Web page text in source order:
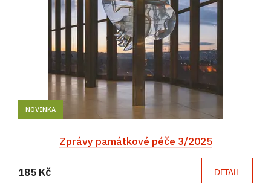
NOVINKA
Zprávy památkové péče 3/2025
185 Kč DETAIL